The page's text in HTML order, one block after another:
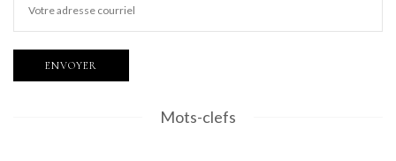
Mots-clefs